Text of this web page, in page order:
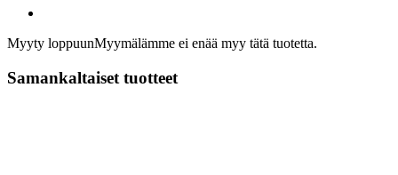
Myyty loppuunMyymälämme ei enää myy tätä tuotetta.
Samankaltaiset tuotteet